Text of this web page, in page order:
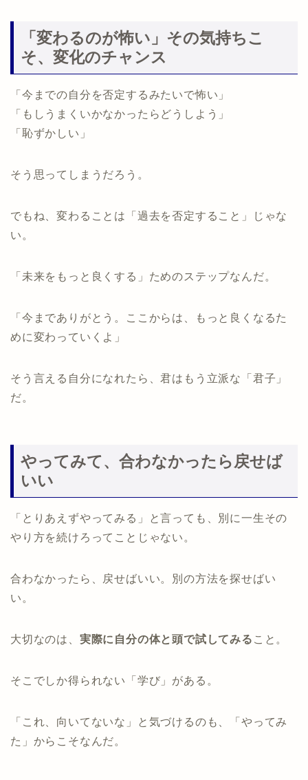
「変わるのが怖い」その気持ちこ
そ、変化のチャンス
「今までの自分を否定するみたいで怖い」
「もしうまくいかなかったらどうしよう」
「恥ずかしい」
そう思ってしまうだろう。
でもね、変わることは「過去を否定すること」じゃな
い。
「未来をもっと良くする」ためのステップなんだ。
「今までありがとう。ここからは、もっと良くなるた
めに変わっていくよ」
そう言える自分になれたら、君はもう立派な「君子」
だ。
やってみて、合わなかったら戻せば
いい
「とりあえずやってみる」と言っても、別に一生その
やり方を続けろってことじゃない。
合わなかったら、戻せばいい。別の方法を探せばい
い。
大切なのは、 実際に自分の体と頭で試してみる こと。
そこでしか得られない「学び」がある。
「これ、向いてないな」と気づけるのも、「やってみ
た」からこそなんだ。